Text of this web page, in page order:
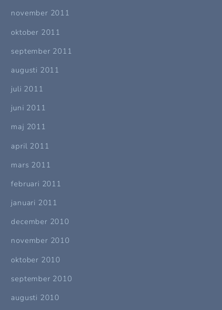
november 2011
oktober 2011
september 2011
augusti 2011
juli 2011
juni 2011
maj 2011
april 2011
mars 2011
februari 2011
januari 2011
december 2010
november 2010
oktober 2010
september 2010
augusti 2010